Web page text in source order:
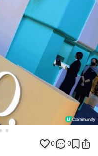
0 0